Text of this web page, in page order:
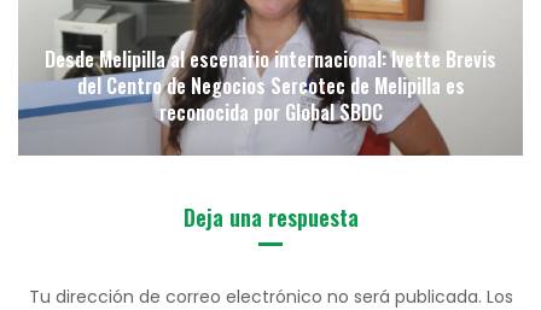
Desde Melipilla al escenario internacional: Ivette Brevis
del Centro de Negocios Sercotec de Melipilla es
reconocida por Global SBDC
Deja una respuesta
Tu dirección de correo electrónico no será publicada. Los